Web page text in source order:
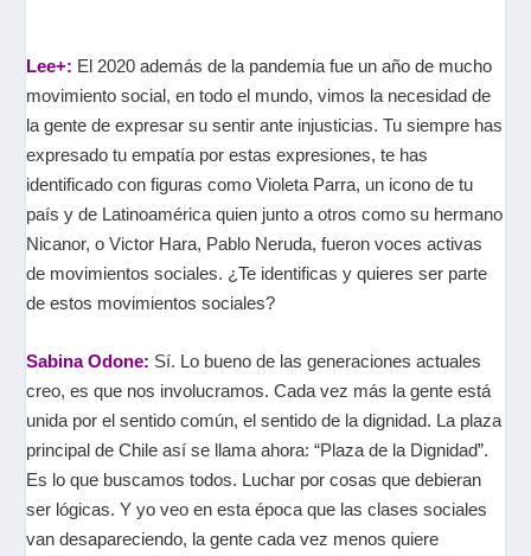
Lee+: El 2020 además de la pandemia fue un año de mucho
movimiento social, en todo el mundo, vimos la necesidad de
la gente de expresar su sentir ante injusticias. Tu siempre has
expresado tu empatía por estas expresiones, te has
identificado con figuras como Violeta Parra, un icono de tu
país y de Latinoamérica quien junto a otros como su hermano
Nicanor, o Victor Hara, Pablo Neruda, fueron voces activas
de movimientos sociales. ¿Te identificas y quieres ser parte
de estos movimientos sociales?
Sabina Odone: Sí. Lo bueno de las generaciones actuales
creo, es que nos involucramos. Cada vez más la gente está
unida por el sentido común, el sentido de la dignidad. La plaza
principal de Chile así se llama ahora: “Plaza de la Dignidad”.
Es lo que buscamos todos. Luchar por cosas que debieran
ser lógicas. Y yo veo en esta época que las clases sociales
van desapareciendo, la gente cada vez menos quiere